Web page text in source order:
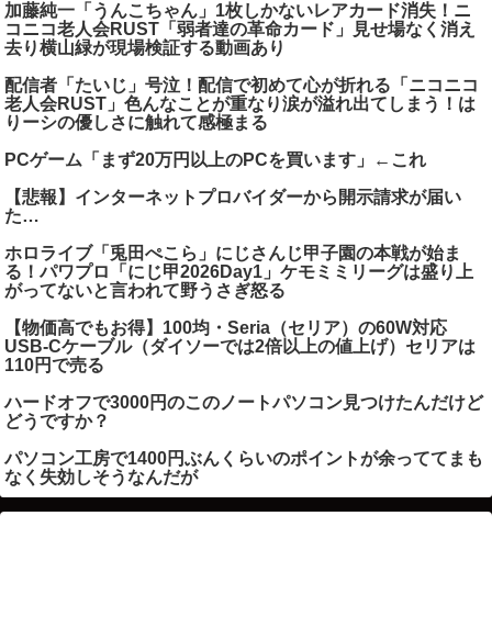
加藤純一「うんこちゃん」1枚しかないレアカード消失！ニ
コニコ老人会RUST「弱者達の革命カード」見せ場なく消え
去り横山緑が現場検証する動画あり
配信者「たいじ」号泣！配信で初めて心が折れる「ニコニコ
老人会RUST」色んなことが重なり涙が溢れ出てしまう！は
りーシの優しさに触れて感極まる
PCゲーム「まず20万円以上のPCを買います」←これ
【悲報】インターネットプロバイダーから開示請求が届い
た…
ホロライブ「兎田ぺこら」にじさんじ甲子園の本戦が始ま
る！パワプロ「にじ甲2026Day1」ケモミミリーグは盛り上
がってないと言われて野うさぎ怒る
【物価高でもお得】100均・Seria（セリア）の60W対応
USB-Cケーブル（ダイソーでは2倍以上の値上げ）セリアは
110円で売る
ハードオフで3000円のこのノートパソコン見つけたんだけど
どうですか？
パソコン工房で1400円ぶんくらいのポイントが余っててまも
なく失効しそうなんだが